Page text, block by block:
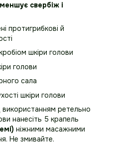
свербіж і
протигрибкові й
шкіри голови
голови
сала
шкіри голови
ретельно
нанесіть 5 крапель
ніжними масажними
Не змивайте.